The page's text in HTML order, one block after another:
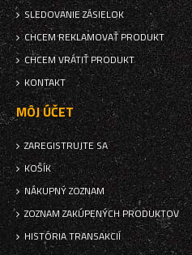
SLEDOVANIE ZÁSIELOK
CHCEM REKLAMOVAŤ PRODUKT
CHCEM VRÁTIŤ PRODUKT
KONTAKT
MÔJ ÚČET
ZAREGISTRUJTE SA
KOŠÍK
NÁKUPNÝ ZOZNAM
ZOZNAM ZAKÚPENÝCH PRODUKTOV
HISTÓRIA TRANSAKCIÍ